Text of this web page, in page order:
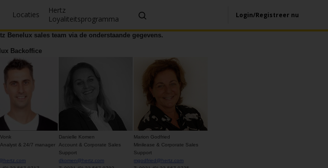
Locaties
Hertz
Loyaliteitsprogramma
Login/Registreer nu
Benelux sales team via de onderstaande gegevens.
Backoffice
Analyst & 24/7 manager
Danielle Komen
Account & Corporate Sales
Support
dkomen@hertz.com
Marion Godfried
Minilease & Corporate Sales
Support
mgodfried@hertz.com